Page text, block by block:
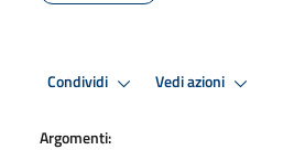
Condividi Vedi azioni
Argomenti: